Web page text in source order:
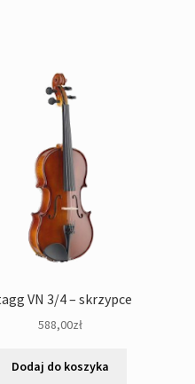
VN 3/4 – skrzypce
588,00zł
Dodaj do koszyka